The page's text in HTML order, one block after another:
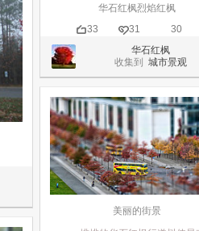
华石红枫烈焰红枫
33
31
30
华石红枫
收集到城市景观
美丽的街景